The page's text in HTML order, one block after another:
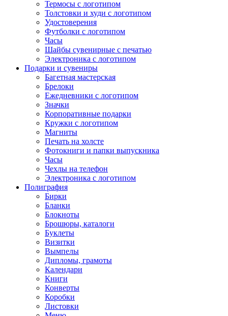
Термосы с логотипом
Толстовки и худи с логотипом
Удостоверения
Футболки с логотипом
Часы
Шайбы сувенирные с печатью
Электроника с логотипом
Подарки и сувениры
Багетная мастерская
Брелоки
Ежедневники с логотипом
Значки
Корпоративные подарки
Кружки с логотипом
Магниты
Печать на холсте
Фотокниги и папки выпускника
Часы
Чехлы на телефон
Электроника с логотипом
Полиграфия
Бирки
Бланки
Блокноты
Брошюры, каталоги
Буклеты
Визитки
Вымпелы
Дипломы, грамоты
Календари
Книги
Конверты
Коробки
Листовки